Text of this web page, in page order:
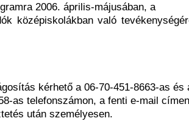
2006. április-májusában, a
középiskolákban való
kérhető a 06-70-451-8663-as és
as telefonszámon, a fenti e-mail
után személyesen.